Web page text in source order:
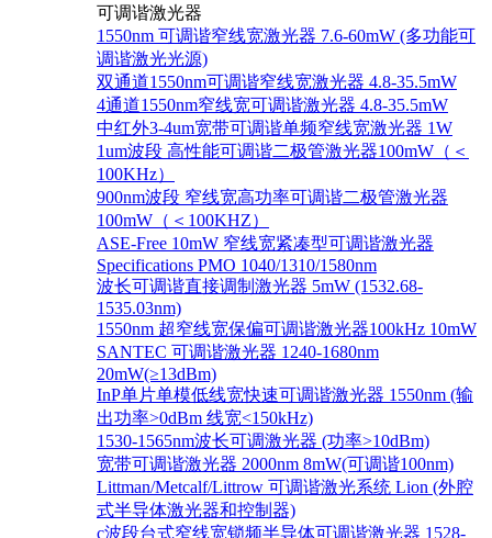
可调谐激光器
1550nm 可调谐窄线宽激光器 7.6-60mW (多功能可
调谐激光光源)
双通道1550nm可调谐窄线宽激光器 4.8-35.5mW
4通道1550nm窄线宽可调谐激光器 4.8-35.5mW
中红外3-4um宽带可调谐单频窄线宽激光器 1W
1um波段 高性能可调谐二极管激光器100mW（＜
100KHz）
900nm波段 窄线宽高功率可调谐二极管激光器
100mW（＜100KHZ）
ASE-Free 10mW 窄线宽紧凑型可调谐激光器
Specifications PMO 1040/1310/1580nm
波长可调谐直接调制激光器 5mW (1532.68-
1535.03nm)
1550nm 超窄线宽保偏可调谐激光器100kHz 10mW
SANTEC 可调谐激光器 1240-1680nm
20mW(≥13dBm)
InP单片单模低线宽快速可调谐激光器 1550nm (输
出功率>0dBm 线宽<150kHz)
1530-1565nm波长可调激光器 (功率>10dBm)
宽带可调谐激光器 2000nm 8mW(可调谐100nm)
Littman/Metcalf/Littrow 可调谐激光系统 Lion (外腔
式半导体激光器和控制器)
c波段台式窄线宽锁频半导体可调谐激光器 1528-